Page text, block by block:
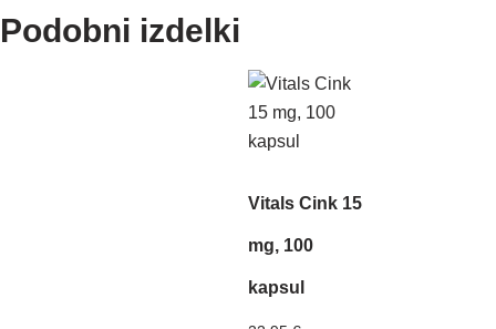
Podobni izdelki
Vitals Cink 15
mg, 100
kapsul